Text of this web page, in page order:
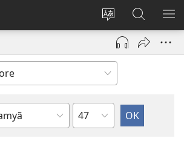
Toeem-
buud-
gomdã
Pak-
(ouvre
une
Bao-
y
bũmb
Y
Sak